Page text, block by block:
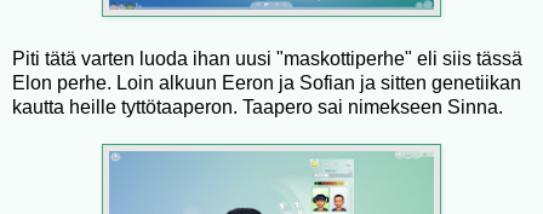
Piti tätä varten luoda ihan uusi "maskottiperhe" eli siis tässä
Elon perhe. Loin alkuun Eeron ja Sofian ja sitten genetiikan
kautta heille tyttötaaperon. Taapero sai nimekseen Sinna.